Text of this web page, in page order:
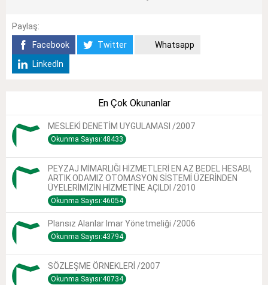
Paylaş:
Facebook
Twitter
Whatsapp
LinkedIn
En Çok Okunanlar
MESLEKİ DENETİM UYGULAMASI /2007
Okunma Sayısı:48433
PEYZAJ MİMARLIĞI HİZMETLERİ EN AZ BEDEL HESABI,
ARTIK ODAMIZ OTOMASYON SİSTEMİ ÜZERİNDEN
ÜYELERİMİZİN HİZMETİNE AÇILDI /2010
Okunma Sayısı:46054
Plansız Alanlar Imar Yönetmeliği /2006
Okunma Sayısı:43794
SÖZLEŞME ÖRNEKLERİ /2007
Okunma Sayısı:40734